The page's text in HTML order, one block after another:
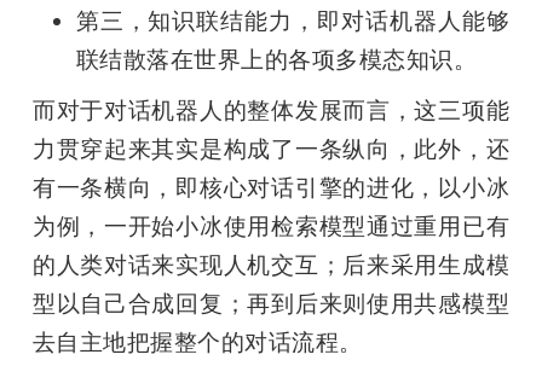
第三，知识联结能力，即对话机器人能够
联结散落在世界上的各项多模态知识。
而对于对话机器人的整体发展而言，这三项能
力贯穿起来其实是构成了一条纵向，此外，还
有一条横向，即核心对话引擎的进化，以小冰
为例，一开始小冰使用检索模型通过重用已有
的人类对话来实现人机交互；后来采用生成模
型以自己合成回复；再到后来则使用共感模型
去自主地把握整个的对话流程。